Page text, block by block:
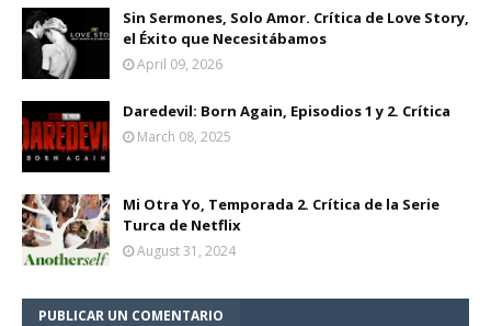
Sin Sermones, Solo Amor. Crítica de Love Story,
el Éxito que Necesitábamos
April 09, 2026
Daredevil: Born Again, Episodios 1 y 2. Crítica
March 08, 2025
Mi Otra Yo, Temporada 2. Crítica de la Serie
Turca de Netflix
August 31, 2024
PUBLICAR UN COMENTARIO